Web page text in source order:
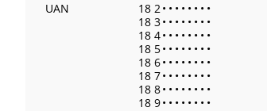
UAN
18 2• • • • • • • •
18 3• • • • • • • •
18 4• • • • • • • •
18 5• • • • • • • •
18 6• • • • • • • •
18 7• • • • • • • •
18 8• • • • • • • •
18 9• • • • • • • •